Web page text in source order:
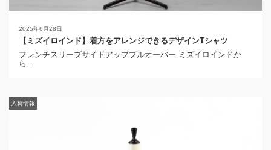
2025年6月28日
【ミズイロインド】着方をアレンジできるデザインTシャツ
フレンチスリーブサイドアッププルオーバー ミズイロインドか
ら...
入荷情報